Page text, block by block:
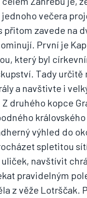
večera
přitom zavede na
První je
který byl
Tady určitě
a navštivte i
druhého kopce
výhled do
spletitou
navštívit
pravidelným
z věže Lotrščak.